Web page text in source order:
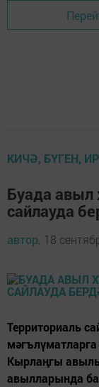
КИЧӘ, БҮГЕН,
Буада авыл
сайлауда
автор, 18
Территориаль
Кырлаңгы
авылларында